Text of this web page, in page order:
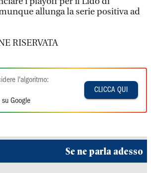
allunga la serie positiva ad
RISERVATA
l'algoritmo:
Google
CLICCA QUI
Se ne parla adesso